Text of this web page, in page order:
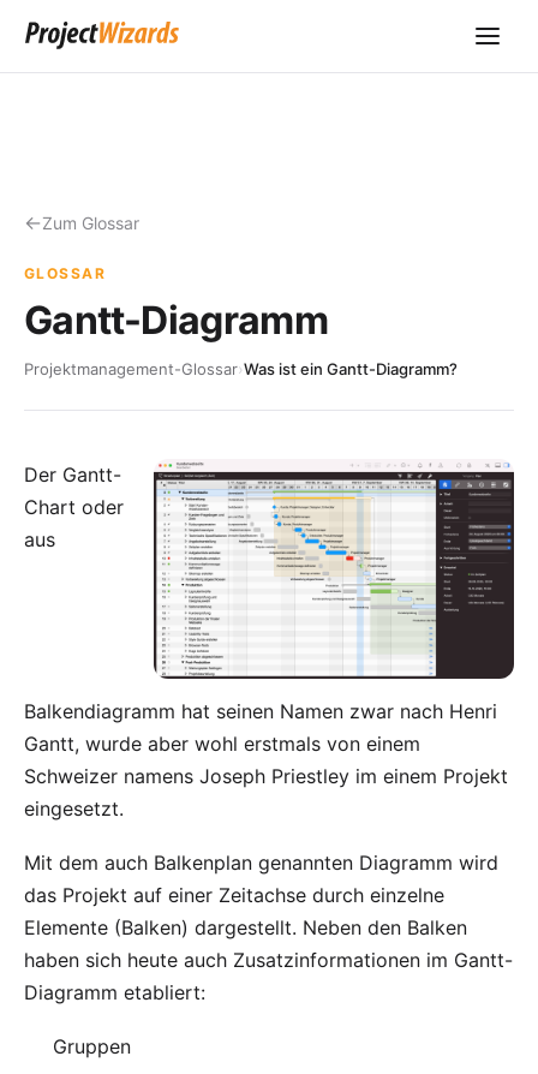
Zum Glossar
GLOSSAR
Gantt-Diagramm
Projektmanagement-Glossar›Was ist ein Gantt-Diagramm?
Der Gantt-
Chart oder
aus
Balkendiagramm hat seinen Namen zwar nach Henri
Gantt, wurde aber wohl erstmals von einem
Schweizer namens Joseph Priestley im einem Projekt
eingesetzt.
Mit dem auch Balkenplan genannten Diagramm wird
das Projekt auf einer Zeitachse durch einzelne
Elemente (Balken) dargestellt. Neben den Balken
haben sich heute auch Zusatzinformationen im Gantt-
Diagramm etabliert:
Gruppen